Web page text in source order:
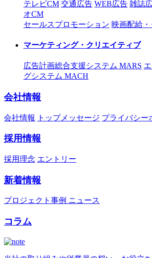
テレビCM 交通広告 WEB広告 雑誌
オCM
セールスプロモーション 映画配給
マーケティング・クリエイティブ
広告計画総合支援システム MARS
グシステム MACH
会社情報
会社情報 トップメッセージ プライバシー
採用情報
採用理念 エントリー
新着情報
プロジェクト事例 ニュース
コラム